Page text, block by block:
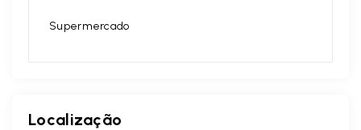
Supermercado
Localização